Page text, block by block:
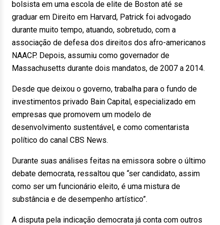
bolsista em uma escola de elite de Boston até se
graduar em Direito em Harvard, Patrick foi advogado
durante muito tempo, atuando, sobretudo, com a
associação de defesa dos direitos dos afro-americanos
NAACP. Depois, assumiu como governador de
Massachusetts durante dois mandatos, de 2007 a 2014.
Desde que deixou o governo, trabalha para o fundo de
investimentos privado Bain Capital, especializado em
empresas que promovem um modelo de
desenvolvimento sustentável, e como comentarista
político do canal CBS News.
Durante suas análises feitas na emissora sobre o último
debate democrata, ressaltou que “ser candidato, assim
como ser um funcionário eleito, é uma mistura de
substância e de desempenho artístico”.
A disputa pela indicação democrata já conta com outros